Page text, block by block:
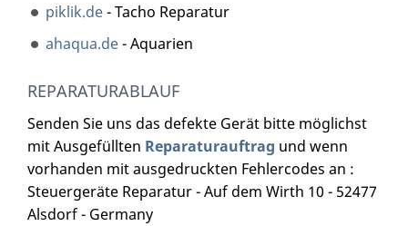
piklik.de- Tacho Reparatur
ahaqua.de- Aquarien
REPARATURABLAUF
Senden Sie uns das defekte Gerät bitte möglichst
mit Ausgefüllten Reparaturauftrag und wenn
vorhanden mit ausgedruckten Fehlercodes an :
Steuergeräte Reparatur - Auf dem Wirth 10 - 52477
Alsdorf - Germany